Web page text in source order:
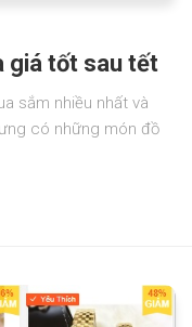
giá tốt sau tết
sắm nhiều nhất và
có những món đồ